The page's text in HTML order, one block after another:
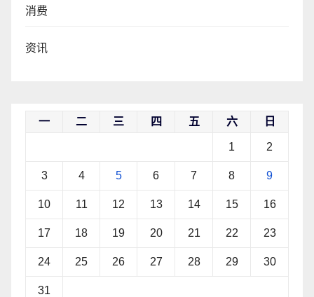
消费
资讯
一 二 三 四 五 六 日
1 2
3 4 5 6 7 8 9
10 11 12 13 14 15 16
17 18 19 20 21 22 23
24 25 26 27 28 29 30
31